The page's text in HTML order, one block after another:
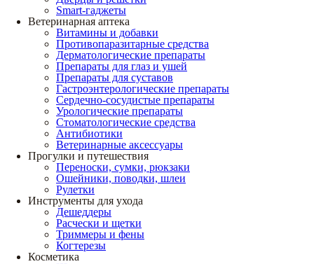
Smart-гаджеты
Ветеринарная аптека
Витамины и добавки
Противопаразитарные средства
Дерматологические препараты
Препараты для глаз и ушей
Препараты для суставов
Гастроэнтерологические препараты
Сердечно-сосудистые препараты
Урологические препараты
Стоматологические средства
Антибиотики
Ветеринарные аксессуары
Прогулки и путешествия
Переноски, сумки, рюкзаки
Ошейники, поводки, шлеи
Рулетки
Инструменты для ухода
Дешеддеры
Расчески и щетки
Триммеры и фены
Когтерезы
Косметика